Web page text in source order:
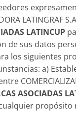
LATINGRAF
LATINCUP
de sus datos
los siguientes
a)
ASOCIADAS
propósito